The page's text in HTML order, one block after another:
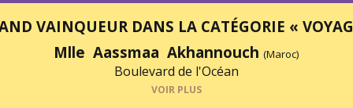
VAINQUEUR DANS LA CATÉGORIE «
Mlle Aassmaa Akhannouch (Maroc)
Boulevard de l'Océan
VOIR PLUS